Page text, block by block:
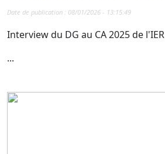
Date de publication : 08/01/2026 - 13:15:49
Interview du DG au CA 2025 de l'IER
...